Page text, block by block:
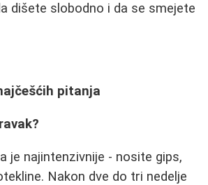
dišete slobodno i da se smejete
pitanja
je najintenzivnije - nosite gips,
Nakon dve do tri nedelje